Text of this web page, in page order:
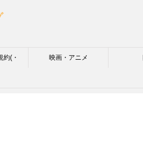
約(・
な性格
映画・アニメ